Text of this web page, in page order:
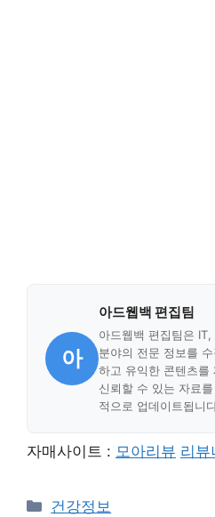
아
아드웹백 편집팀
아드웹백 편집팀은
분야의 전문 정보를
하고 유익한 콘텐츠를
신뢰할 수 있는 자료
적으로 업데이트됩니
자매사이트 : 모아리뷰 리뷰
Categories
건강정보